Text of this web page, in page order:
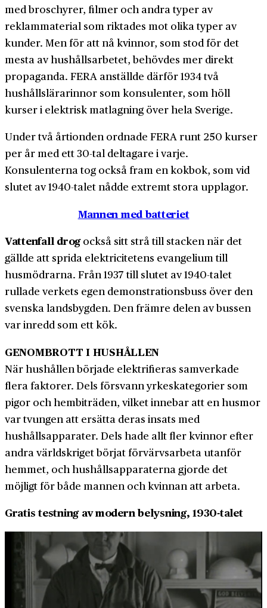
med broschyrer, filmer och andra typer av
reklammaterial som riktades mot olika typer av
kunder. Men för att nå kvinnor, som stod för det
mesta av hushållsarbetet, behövdes mer direkt
propaganda. FERA anställde därför 1934 två
hushållslärarinnor som konsulenter, som höll
kurser i elektrisk matlagning över hela Sverige.
Under två årtionden ordnade FERA runt 250 kurser
per år med ett 30-tal deltagare i varje.
Konsulenterna tog också fram en kokbok, som vid
slutet av 1940-talet nådde extremt stora upplagor.
Mannen med batteriet
Vattenfall drogockså sitt strå till stacken när det
gällde att sprida elektricitetens evangelium till
husmödrarna. Från 1937 till slutet av 1940-talet
rullade verkets egen demonstrationsbuss över den
svenska landsbygden. Den främre delen av bussen
var inredd som ett kök.
GENOMBROTT I HUSHÅLLEN
När hushållen började elektrifieras samverkade
flera faktorer. Dels försvann yrkeskategorier som
pigor och hembiträden, vilket innebar att en husmor
var tvungen att ersätta deras insats med
hushållsapparater. Dels hade allt fler kvinnor efter
andra världskriget börjat förvärvsarbeta utanför
hemmet, och hushållsapparaterna gjorde det
möjligt för både mannen och kvinnan att arbeta.
Gratis testning av modern belysning, 1930-talet